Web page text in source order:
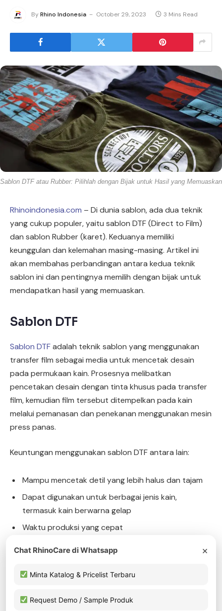
ByRhino Indonesia October 29, 2023 3 Mins Read
Sablon DTF atau Rubber: Pilihlah dengan Bijak untuk Hasil yang Memuaskan
Rhinoindonesia.com – Di dunia sablon, ada dua teknik
yang cukup populer, yaitu sablon DTF (Direct to Film)
dan sablon Rubber (karet). Keduanya memiliki
keunggulan dan kelemahan masing-masing. Artikel ini
akan membahas perbandingan antara kedua teknik
sablon ini dan pentingnya memilih dengan bijak untuk
mendapatkan hasil yang memuaskan.
Sablon DTF
Sablon DTFadalah teknik sablon yang menggunakan
transfer film sebagai media untuk mencetak desain
pada permukaan kain. Prosesnya melibatkan
pencetakan desain dengan tinta khusus pada transfer
film, kemudian film tersebut ditempelkan pada kain
melalui pemanasan dan penekanan menggunakan mesin
press panas.
Keuntungan menggunakan sablon DTF antara lain:
Mampu mencetak detil yang lebih halus dan tajam
Dapat digunakan untuk berbagai jenis kain,
termasuk kain berwarna gelap
Waktu produksi yang cepat
Sablon Rubber
Sablon Rubber, juga dikenal sebagai sablon karet,
Chat RhinoCare di Whatsapp ×
Minta Katalog & Pricelist Terbaru
Request Demo / Sample Produk